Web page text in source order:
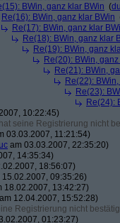
BWin, ganz klar BWin (
Re(16): BWin, ganz klar BWin
Re(17): BWin, ganz klar
Re(18): BWin, ganz klar
Re(19): BWin, ganz
Re(20): BWin,
Re(21): BWin,
Re(22):
Re(23):
Re(24):
10:22:45)
seine Registrierung nicht
03.03.2007, 11:21:54)
am 03.03.2007, 22:35:20)
14:35:34)
18:56:07)
15.02.2007, 09:35:26)
18.02.2007, 13:42:27)
am 12.04.2007, 15:52:28)
Registrierung nicht
01:23:27)